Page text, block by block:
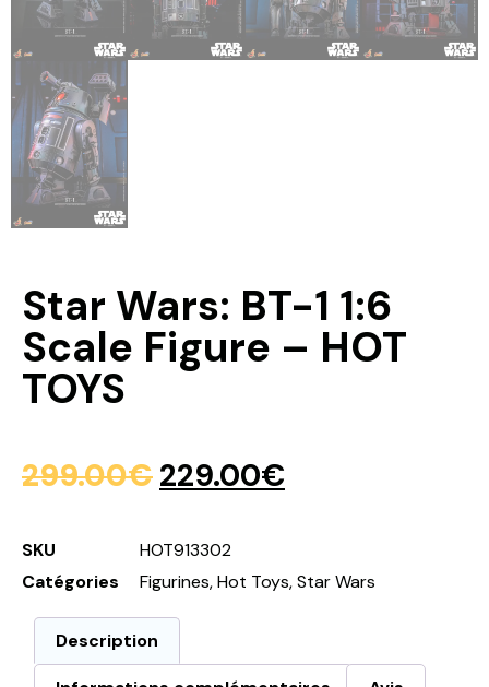
Star Wars: BT-1 1:6
Scale Figure – HOT
TOYS
299.00€229.00€
SKU
HOT913302
Catégories
Figurines,Hot Toys,Star Wars
Description